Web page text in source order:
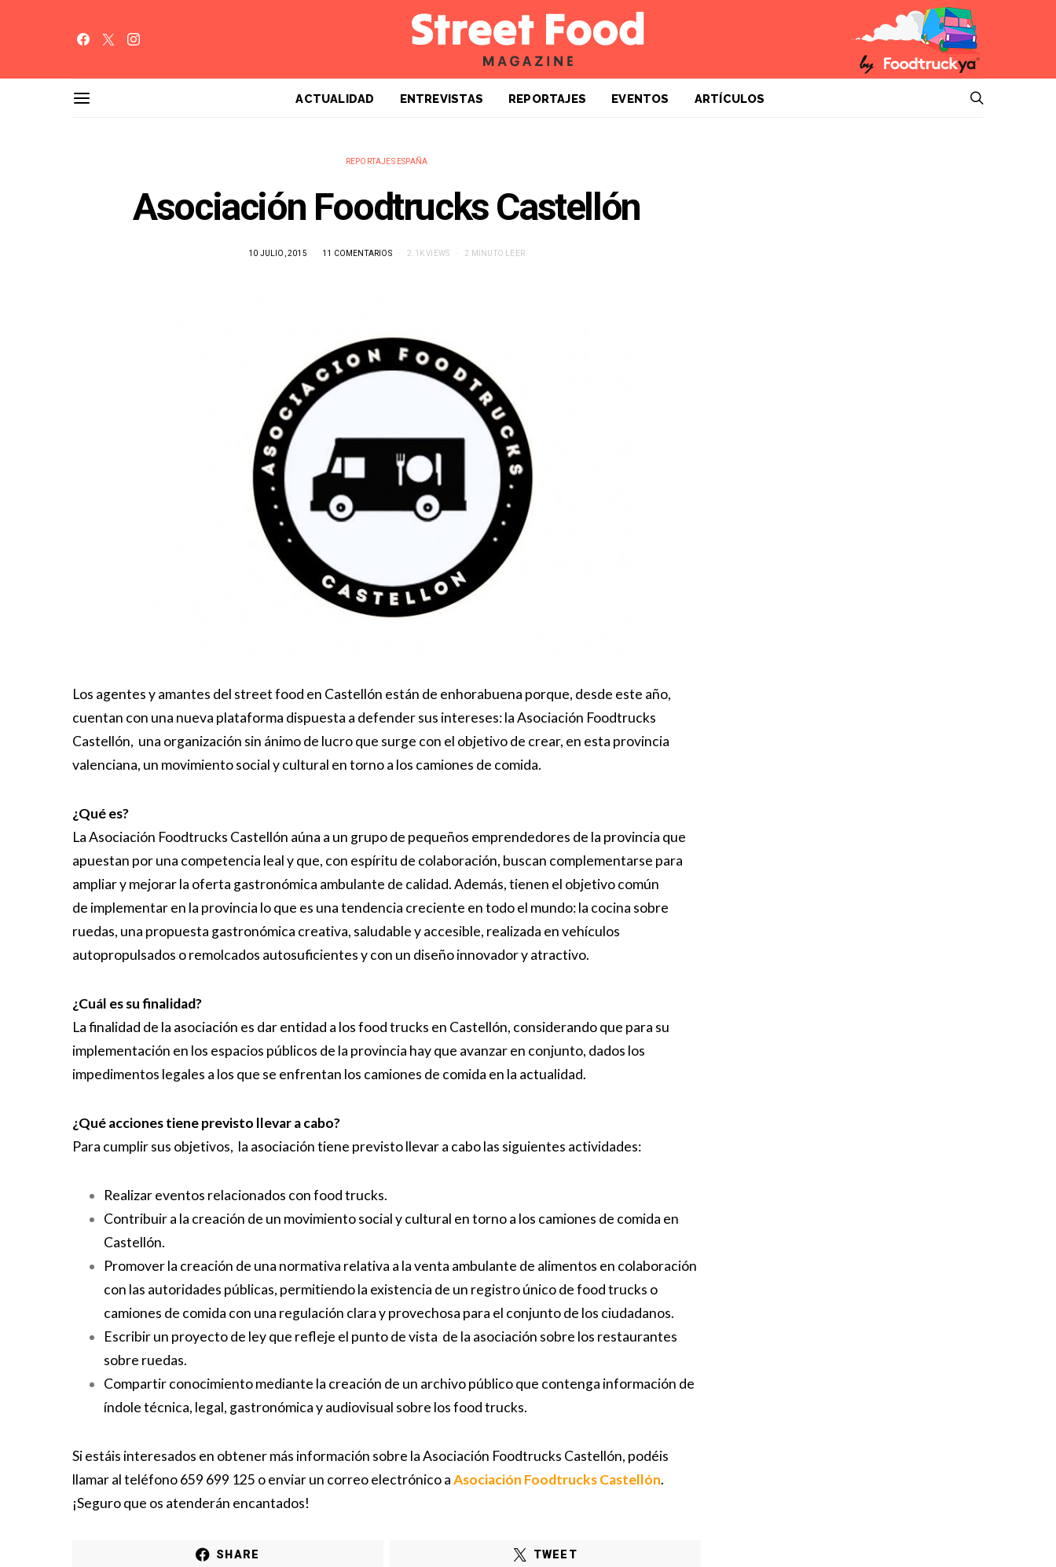
ACTUALIDAD ENTREVISTAS REPORTAJES EVENTOS ARTÍCULOS
REPORTAJES ESPAÑA
Asociación Foodtrucks Castellón
10 JULIO, 2015 11 COMENTARIOS 2.1K VIEWS 2 MINUTO LEER
Los agentes y amantes del street food en Castellón están de enhorabuena porque, desde este año,
cuentan con una nueva plataforma dispuesta a defender sus intereses: la Asociación Foodtrucks
Castellón, una organización sin ánimo de lucro que surge con el objetivo de crear, en esta provincia
valenciana, un movimiento social y cultural en torno a los camiones de comida.
¿Qué es?
La Asociación Foodtrucks Castellón aúna a un grupo de pequeños emprendedores de la provincia que
apuestan por una competencia leal y que, con espíritu de colaboración, buscan complementarse para
ampliar y mejorar la oferta gastronómica ambulante de calidad. Además, tienen el objetivo común
de implementar en la provincia lo que es una tendencia creciente en todo el mundo: la cocina sobre
ruedas, una propuesta gastronómica creativa, saludable y accesible, realizada en vehículos
autopropulsados o remolcados autosuficientes y con un diseño innovador y atractivo.
¿Cuál es su finalidad?
La finalidad de la asociación es dar entidad a los food trucks en Castellón, considerando que para su
implementación en los espacios públicos de la provincia hay que avanzar en conjunto, dados los
impedimentos legales a los que se enfrentan los camiones de comida en la actualidad.
¿Qué acciones tiene previsto llevar a cabo?
Para cumplir sus objetivos, la asociación tiene previsto llevar a cabo las siguientes actividades:
Realizar eventos relacionados con food trucks.
Contribuir a la creación de un movimiento social y cultural en torno a los camiones de comida en
Castellón.
Promover la creación de una normativa relativa a la venta ambulante de alimentos en colaboración
con las autoridades públicas, permitiendo la existencia de un registro único de food trucks o
camiones de comida con una regulación clara y provechosa para el conjunto de los ciudadanos.
Escribir un proyecto de ley que refleje el punto de vista de la asociación sobre los restaurantes
sobre ruedas.
Compartir conocimiento mediante la creación de un archivo público que contenga información de
índole técnica, legal, gastronómica y audiovisual sobre los food trucks.
Si estáis interesados en obtener más información sobre la Asociación Foodtrucks Castellón, podéis
llamar al teléfono 659 699 125 o enviar un correo electrónico aAsociación Foodtrucks Castellón.
¡Seguro que os atenderán encantados!
SHARE TWEET